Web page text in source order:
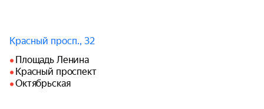
Красный просп., 32
Площадь Ленина
Красный проспект
Октябрьская